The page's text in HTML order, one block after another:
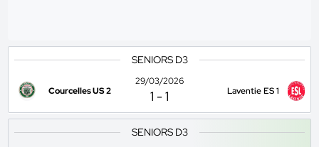
SENIORS D3
Courcelles US 2
29/03/2026
1 -1 Laventie ES 1
SENIORS D3